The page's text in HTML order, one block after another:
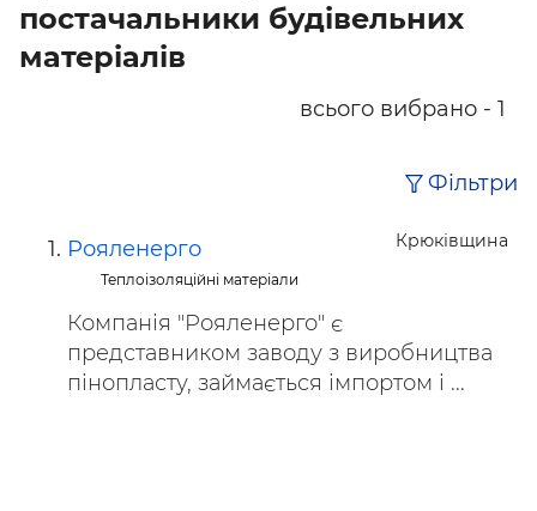
постачальники будівельних
матеріалів
всього вибрано - 1
Фільтри
Крюківщина
Рояленерго
Теплоізоляційні матеріали
Компанія "Рояленерго" є
представником заводу з виробництва
пінопласту, займається імпортом і ...